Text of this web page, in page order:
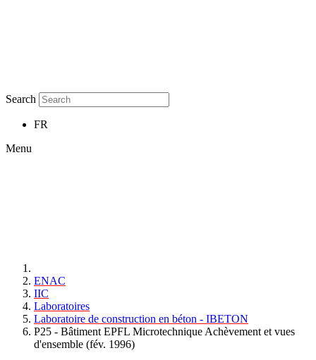
Search
FR
Menu
ENAC
IIC
Laboratoires
Laboratoire de construction en béton - IBETON
P25 - Bâtiment EPFL Microtechnique Achèvement et vues
d'ensemble (fév. 1996)